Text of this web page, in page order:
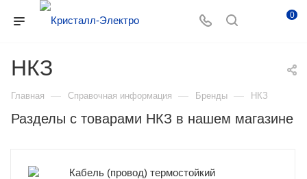
0
НКЗ
Главная — Справочная информация — Бренды — НКЗ
Разделы с товарами НКЗ в нашем магазине
Кабель (провод) термостойкий